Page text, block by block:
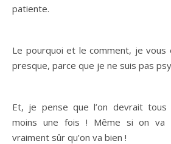
patiente.
Le pourquoi et le comment, je vous
presque, parce que je ne suis pas
Et, je pense que l’on devrait
moins une fois ! Même si on va
vraiment sûr qu’on va bien !